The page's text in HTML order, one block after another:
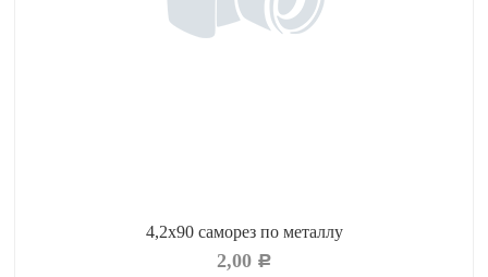
4,2х90 саморез по металлу
2,00 Р